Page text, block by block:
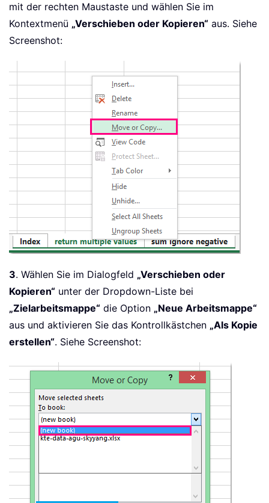
mit der rechten Maustaste und wählen Sie im
Kontextmenü „Verschieben oder Kopieren“ aus. Siehe
Screenshot:
3. Wählen Sie im Dialogfeld „Verschieben oder
Kopieren“ unter der Dropdown-Liste bei
„Zielarbeitsmappe“ die Option „Neue Arbeitsmappe“
aus und aktivieren Sie das Kontrollkästchen „Als Kopie
erstellen“. Siehe Screenshot: